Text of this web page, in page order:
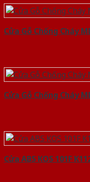
Cửa Gỗ Chống Cháy
Cửa Gỗ Chống Cháy
Cửa ABS KOS 101F